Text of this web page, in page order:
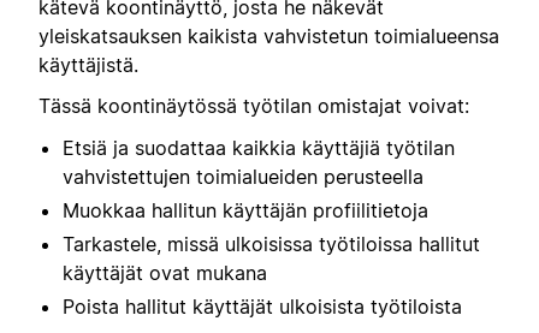
kätevä koontinäyttö, josta he näkevät
yleiskatsauksen kaikista vahvistetun toimialueensa
käyttäjistä.
Tässä koontinäytössä työtilan omistajat voivat:
Etsiä ja suodattaa kaikkia käyttäjiä työtilan
vahvistettujen toimialueiden perusteella
Muokkaa hallitun käyttäjän profiilitietoja
Tarkastele, missä ulkoisissa työtiloissa hallitut
käyttäjät ovat mukana
Poista hallitut käyttäjät ulkoisista työtiloista